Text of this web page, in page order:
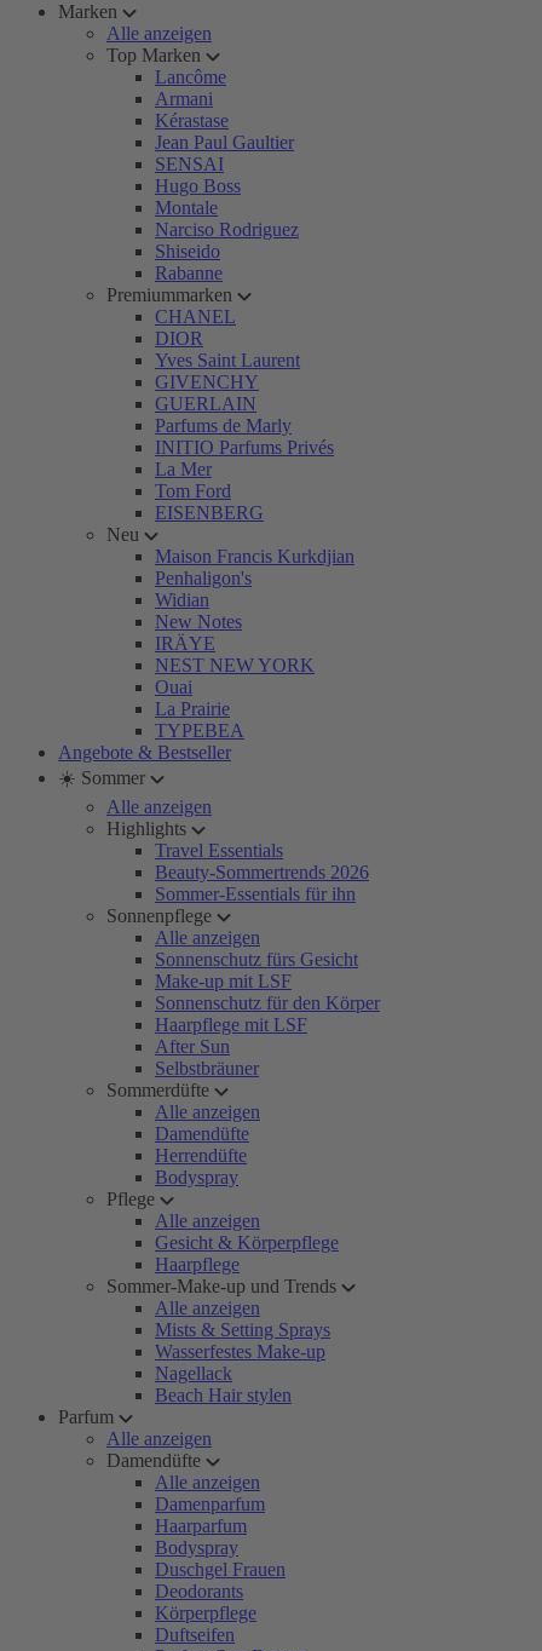
Marken
Alle anzeigen
Top Marken
Lancôme
Armani
Kérastase
Jean Paul Gaultier
SENSAI
Hugo Boss
Montale
Narciso Rodriguez
Shiseido
Rabanne
Premiummarken
CHANEL
DIOR
Yves Saint Laurent
GIVENCHY
GUERLAIN
Parfums de Marly
INITIO Parfums Privés
La Mer
Tom Ford
EISENBERG
Neu
Maison Francis Kurkdjian
Penhaligon's
Widian
New Notes
IRÄYE
NEST NEW YORK
Ouai
La Prairie
TYPEBEA
Angebote & Bestseller
☀️ Sommer
Alle anzeigen
Highlights
Travel Essentials
Beauty-Sommertrends 2026
Sommer-Essentials für ihn
Sonnenpflege
Alle anzeigen
Sonnenschutz fürs Gesicht
Make-up mit LSF
Sonnenschutz für den Körper
Haarpflege mit LSF
After Sun
Selbstbräuner
Sommerdüfte
Alle anzeigen
Damendüfte
Herrendüfte
Bodyspray
Pflege
Alle anzeigen
Gesicht & Körperpflege
Haarpflege
Sommer-Make-up und Trends
Alle anzeigen
Mists & Setting Sprays
Wasserfestes Make-up
Nagellack
Beach Hair stylen
Parfum
Alle anzeigen
Damendüfte
Alle anzeigen
Damenparfum
Haarparfum
Bodyspray
Duschgel Frauen
Deodorants
Körperpflege
Duftseifen